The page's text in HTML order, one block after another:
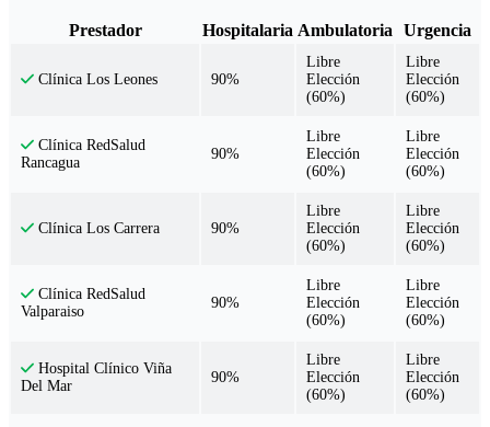
Prestador Hospitalaria Ambulatoria Urgencia
Clínica Los Leones 90%
Libre
Elección
(60%)
Libre
Elección
(60%)
Clínica RedSalud
Rancagua
90%
Libre
Elección
(60%)
Libre
Elección
(60%)
Clínica Los Carrera 90%
Libre
Elección
(60%)
Libre
Elección
(60%)
Clínica RedSalud
Valparaiso
90%
Libre
Elección
(60%)
Libre
Elección
(60%)
Hospital Clínico Viña
Del Mar
90%
Libre
Elección
(60%)
Libre
Elección
(60%)